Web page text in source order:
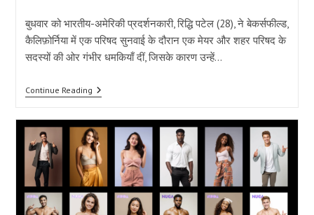
बुधवार को भारतीय-अमेरिकी प्रदर्शनकारी, रिद्धि पटेल (28), ने बेकर्सफील्ड,
कैलिफ़ोर्निया में एक परिषद सुनवाई के दौरान एक मेयर और शहर परिषद के
सदस्यों की ओर गंभीर धमकियाँ दीं, जिसके कारण उन्हें…
Continue Readingभारतीय-
अमेरिकी
रिद्धि पटेल
के
धमकी
भरे
भाषण
से
उठे
कानूनी